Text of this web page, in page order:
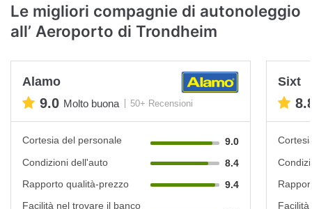
Le migliori compagnie di autonoleggio
all’ Aeroporto di Trondheim
Alamo
9.0 Molto buona 50+ Recensioni
Cortesia del personale
9.0
Condizioni dell'auto
8.4
Rapporto qualità-prezzo
9.4
Facilità nel trovare il banco
Sixt